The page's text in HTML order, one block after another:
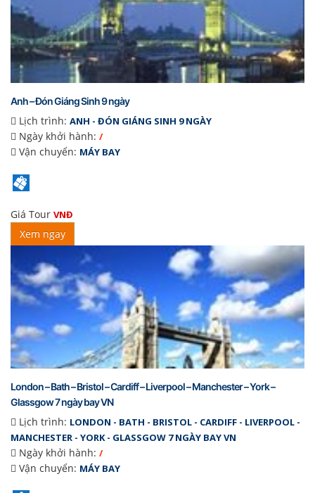
Anh – Đón Giáng Sinh 9 ngày
Lịch trình: ANH - ĐÓN GIÁNG SINH 9 NGÀY
Ngày khởi hành: /
Vận chuyển: MÁY BAY
Giá Tour VNĐ
Xem ngay
London – Bath – Bristol – Cardiff – Liverpool – Manchester – York –
Glassgow 7 ngày bay VN
Lịch trình: LONDON - BATH - BRISTOL - CARDIFF - LIVERPOOL -
MANCHESTER - YORK - GLASSGOW 7 NGÀY BAY VN
Ngày khởi hành: /
Vận chuyển: MÁY BAY